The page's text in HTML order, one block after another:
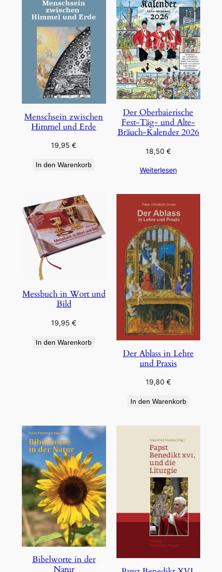
Menschsein zwischen
Himmel und Erde
19,95€
In den Warenkorb
Der Oberbaierische
Fest-Täg- und Alte-
Bräuch-Kalender 2026
18,50 €
Weiterlesen
Messbuch in Wort und
Bild
19,95€
In den Warenkorb
Der Ablass in Lehre
und Praxis
19,80 €
In den Warenkorb
Bibelworte in der
Natur